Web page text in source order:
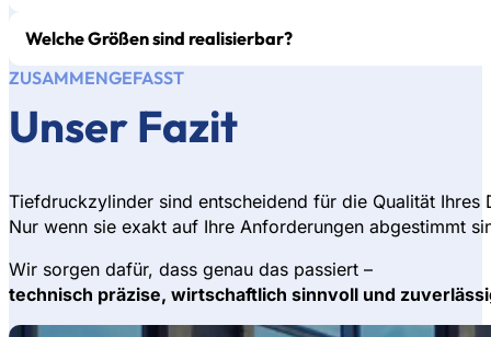
Welche Größen sind realisierbar?
ZUSAMMENGEFASST
Unser Fazit
Tiefdruckzylinder sind entscheidend für die Qualität Ihres
Nur wenn sie exakt auf Ihre Anforderungen abgestimmt
Wir sorgen dafür, dass genau das passiert –
technisch präzise, wirtschaftlich sinnvoll und